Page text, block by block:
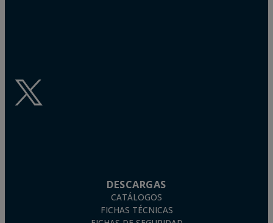
Internacional por la Estandarización.
DESCARGAS
CATÁLOGOS
FICHAS TÉCNICAS